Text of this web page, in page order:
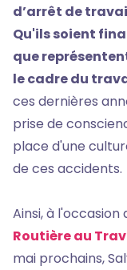
d’arrêt de
Qu'ils soient
que
le cadre du
ces dernières
prise de
place d'une
de ces accidents.
Ainsi, à l'occasion
Routière au
mai prochains,